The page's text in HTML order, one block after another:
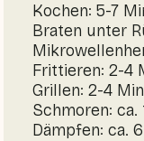
Kochen: 5-7
Braten unter
Frittieren: 2-4
Grillen: 2-4
Schmoren: ca.
Dämpfen: ca.